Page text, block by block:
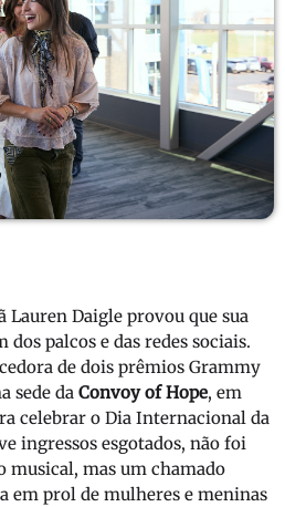
Lauren Daigle provou que sua
palcos e das redes sociais.
de dois prêmios Grammy
sede da Convoy of Hope, em
celebrar o Dia Internacional da
ingressos esgotados, não foi
musical, mas um chamado
em prol de mulheres e meninas